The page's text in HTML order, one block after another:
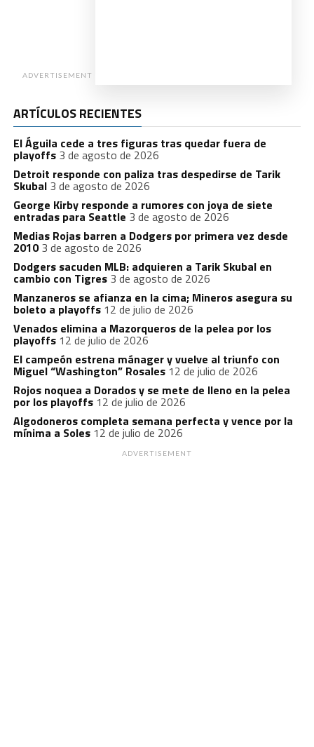
ADVERTISEMENT
ARTÍCULOS RECIENTES
El Águila cede a tres figuras tras quedar fuera de
playoffs 3 de agosto de 2026
Detroit responde con paliza tras despedirse de Tarik
Skubal 3 de agosto de 2026
George Kirby responde a rumores con joya de siete
entradas para Seattle 3 de agosto de 2026
Medias Rojas barren a Dodgers por primera vez desde
2010 3 de agosto de 2026
Dodgers sacuden MLB: adquieren a Tarik Skubal en
cambio con Tigres 3 de agosto de 2026
Manzaneros se afianza en la cima; Mineros asegura su
boleto a playoffs 12 de julio de 2026
Venados elimina a Mazorqueros de la pelea por los
playoffs 12 de julio de 2026
El campeón estrena mánager y vuelve al triunfo con
Miguel “Washington” Rosales 12 de julio de 2026
Rojos noquea a Dorados y se mete de lleno en la pelea
por los playoffs 12 de julio de 2026
Algodoneros completa semana perfecta y vence por la
mínima a Soles 12 de julio de 2026
ADVERTISEMENT